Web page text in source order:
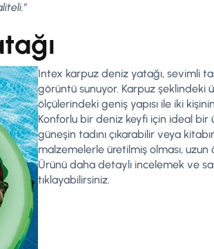
Intex karpuz deniz yatağı, sevimli
görüntü sunuyor. Karpuz şeklindeki
ölçülerindeki geniş yapısı ile iki
Konforlu bir deniz keyfi için ideal bir
güneşin tadını çıkarabilir veya
malzemelerle üretilmiş olması, uzun
Ürünü daha detaylı incelemek ve
tıklayabilirsiniz.